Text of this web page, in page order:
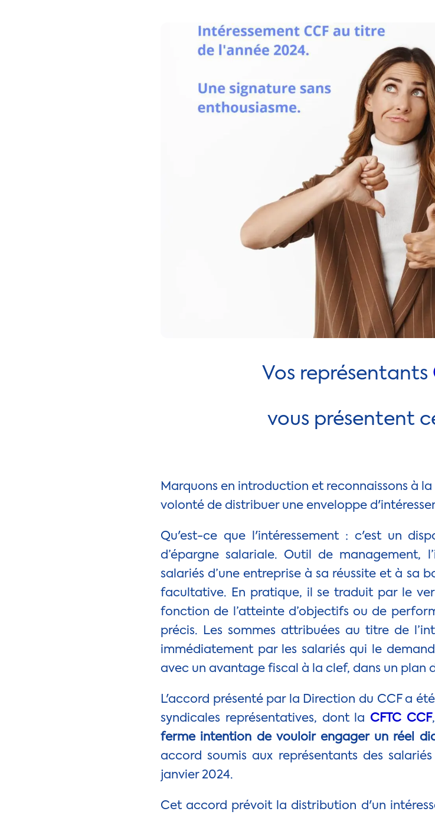
Vos représentants
vous présentent
Marquons en introduction et reconnaissons à
volonté de distribuer une enveloppe
Qu'est-ce que l'intéressement : c'est un
d’épargne salariale. Outil de management,
salariés d’une entreprise à sa réussite et à sa
facultative. En pratique, il se traduit par le
fonction de l’atteinte d’objectifs ou de
précis. Les sommes attribuées au titre de
immédiatement par les salariés qui le
avec un avantage fiscal à la clef, dans un plan
L'accord présenté par la Direction du CCF a
syndicales représentatives, dont la CFTC CCF,
ferme intention de vouloir engager un réel
accord soumis aux représentants des
janvier 2024.
Cet accord prévoit la distribution d'un